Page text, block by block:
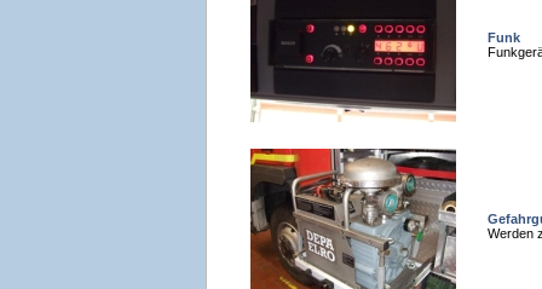
Funk
Werden